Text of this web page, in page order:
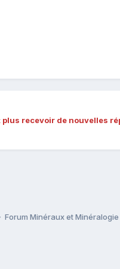
plus recevoir de nouvelles
Forum Minéraux et Minéralogie